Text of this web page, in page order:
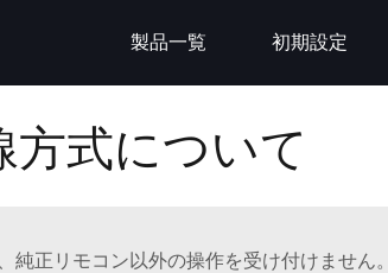
製品一覧 初期設定
方式について
純正リモコン以外の操作を受け付けません。